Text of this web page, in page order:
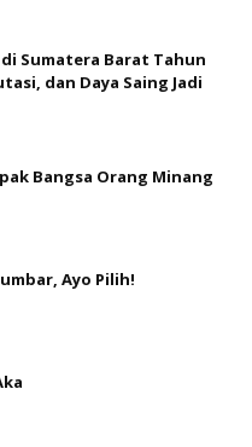
Sumatera Barat Tahun
dan Daya Saing Jadi
Bangsa Orang Minang
Ayo Pilih!